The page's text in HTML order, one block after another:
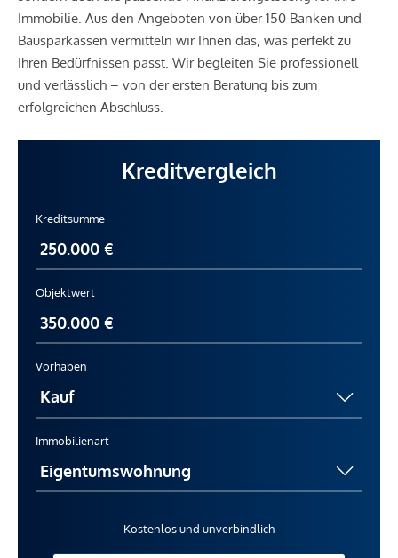
Immobilie. Aus den Angeboten von über 150 Banken und
Bausparkassen vermitteln wir Ihnen das, was perfekt zu
Ihren Bedürfnissen passt. Wir begleiten Sie professionell
und verlässlich – von der ersten Beratung bis zum
erfolgreichen Abschluss.
Kreditvergleich
Kreditsumme
Objektwert
Vorhaben
Immobilienart
Kostenlos und unverbindlich